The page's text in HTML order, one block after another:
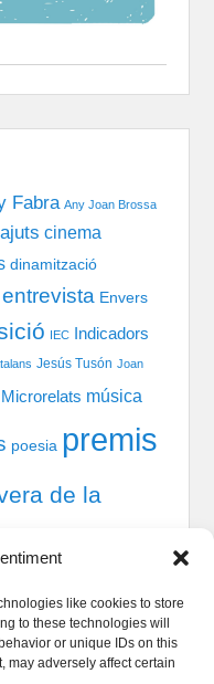
like cookies to store
to these technologies will
or unique IDs on this
may adversely affect certain
Fabra Any Joan Brossa
cinema
dinamització
entrevista Envers
IEC
Indicadors
Jesús Tusón Joan
Microrelats música
poesia premis
de la
xerrada